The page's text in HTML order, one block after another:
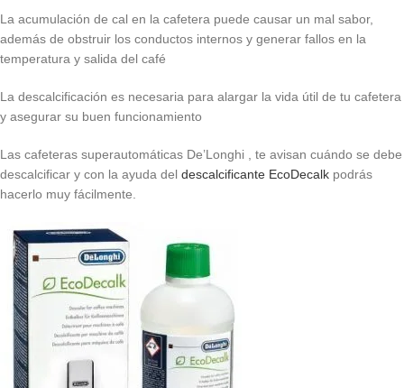
La acumulación de cal en la cafetera puede causar un mal sabor,
además de obstruir los conductos internos y generar fallos en la
temperatura y salida del café
La descalcificación es necesaria para alargar la vida útil de tu cafetera
y asegurar su buen funcionamiento
Las cafeteras superautomáticas De’Longhi , te avisan cuándo se debe
descalcificar y con la ayuda del descalcificante EcoDecalk podrás
hacerlo muy fácilmente.